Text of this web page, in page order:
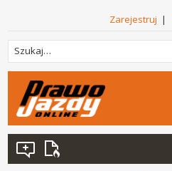
Zarejestruj |